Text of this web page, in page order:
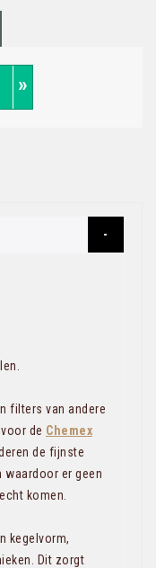
filters van andere
de Chemex
de fijnste
er geen
komen.
kegelvorm,
Dit zorgt